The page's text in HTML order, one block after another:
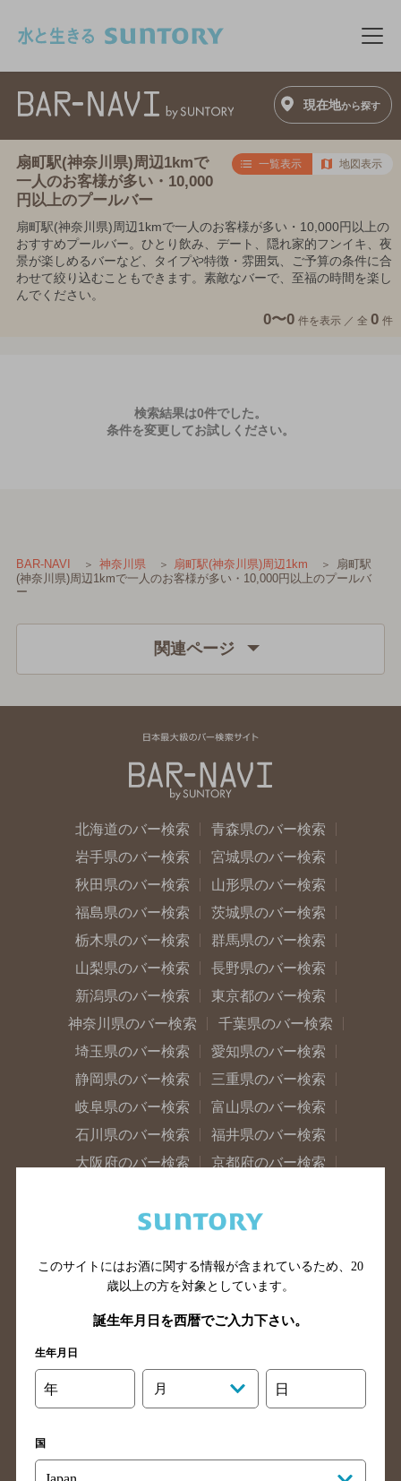
メ
現在地から探す
扇町駅(神奈川県)周辺1kmで
一人のお客様が多い・10,000
円以上のプールバー
一覧表示 地図表示
扇町駅(神奈川県)周辺1kmで一人のお客様が多い・10,000円以上の
おすすめプールバー。ひとり飲み、デート、隠れ家的フンイキ、夜
景が楽しめるバーなど、タイプや特徴・雰囲気、ご予算の条件に合
わせて絞り込むこともできます。素敵なバーで、至福の時間を楽し
んでください。
0〜0 件を表示 ／ 全 0 件
検索結果は0件でした。
条件を変更してお試しください。
BAR-NAVI 神奈川県 扇町駅(神奈川県)周辺1km
扇町駅
(神奈川県)周辺1kmで一人のお客様が多い・10,000円以上のプールバ
ー
関連ページ
北海道のバー検索
青森県のバー検索
岩手県のバー検索
宮城県のバー検索
秋田県のバー検索
山形県のバー検索
福島県のバー検索
茨城県のバー検索
栃木県のバー検索
群馬県のバー検索
山梨県のバー検索
長野県のバー検索
新潟県のバー検索
東京都のバー検索
神奈川県のバー検索
千葉県のバー検索
埼玉県のバー検索
愛知県のバー検索
静岡県のバー検索
三重県のバー検索
岐阜県のバー検索
富山県のバー検索
石川県のバー検索
福井県のバー検索
大阪府のバー検索
京都府のバー検索
滋賀県のバー検索
和歌山県のバー検索
山口県のバー検索
鳥取県のバー検索
香川県のバー検索
愛媛県のバー検索
高知県のバー検索
長崎県のバー検索
佐賀県のバー検索
大分県のバー検索
熊本県のバー検索
このサイトにはお酒に関する情報が含まれているため、 20
歳以上の方を対象としています。
誕生年月日を西暦でご入力下さい。
生年月日
年 月 日
国